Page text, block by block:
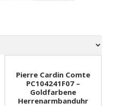
Pierre Cardin Comte
PC104241F07 –
Goldfarbene
Herrenarmbanduhr